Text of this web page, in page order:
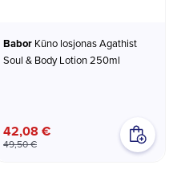
Babor
Soul & Body Lotion 250ml
42,08 €
49,50 €